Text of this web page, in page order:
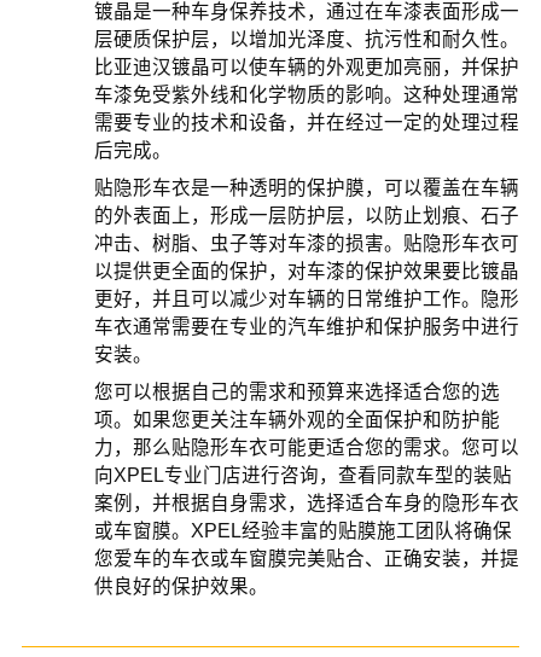
镀晶是一种车身保养技术，通过在车漆表面形成一
层硬质保护层，以增加光泽度、抗污性和耐久性。
比亚迪汉镀晶可以使车辆的外观更加亮丽，并保护
车漆免受紫外线和化学物质的影响。这种处理通常
需要专业的技术和设备，并在经过一定的处理过程
后完成。
贴隐形车衣是一种透明的保护膜，可以覆盖在车辆
的外表面上，形成一层防护层，以防止划痕、石子
冲击、树脂、虫子等对车漆的损害。贴隐形车衣可
以提供更全面的保护，对车漆的保护效果要比镀晶
更好，并且可以减少对车辆的日常维护工作。隐形
车衣通常需要在专业的汽车维护和保护服务中进行
安装。
您可以根据自己的需求和预算来选择适合您的选
项。如果您更关注车辆外观的全面保护和防护能
力，那么贴隐形车衣可能更适合您的需求。您可以
向XPEL专业门店进行咨询，查看同款车型的装贴
案例，并根据自身需求，选择适合车身的隐形车衣
或车窗膜。XPEL经验丰富的贴膜施工团队将确保
您爱车的车衣或车窗膜完美贴合、正确安装，并提
供良好的保护效果。